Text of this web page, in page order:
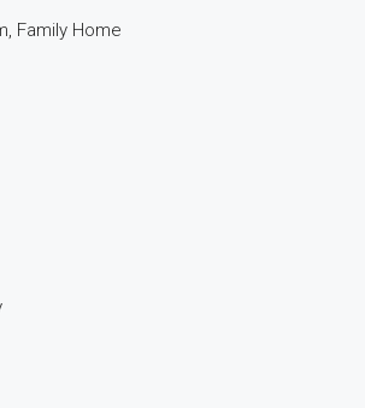
Family Home